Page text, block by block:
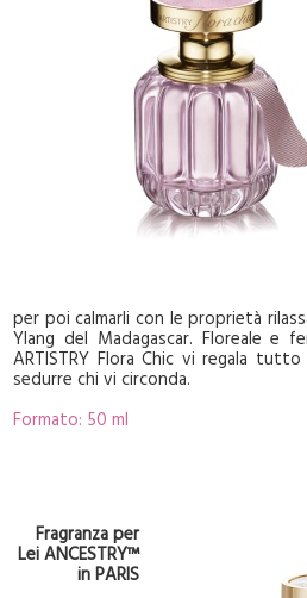
per poi calmarli con le proprietà
Ylang del Madagascar. Floreale e
ARTISTRY Flora Chic vi regala
sedurre chi vi circonda.
Formato: 50 ml
Fragranza per
Lei ANCESTRY™
in PARIS